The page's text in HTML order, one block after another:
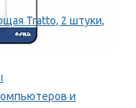
Tratto, 2 штуки,
и